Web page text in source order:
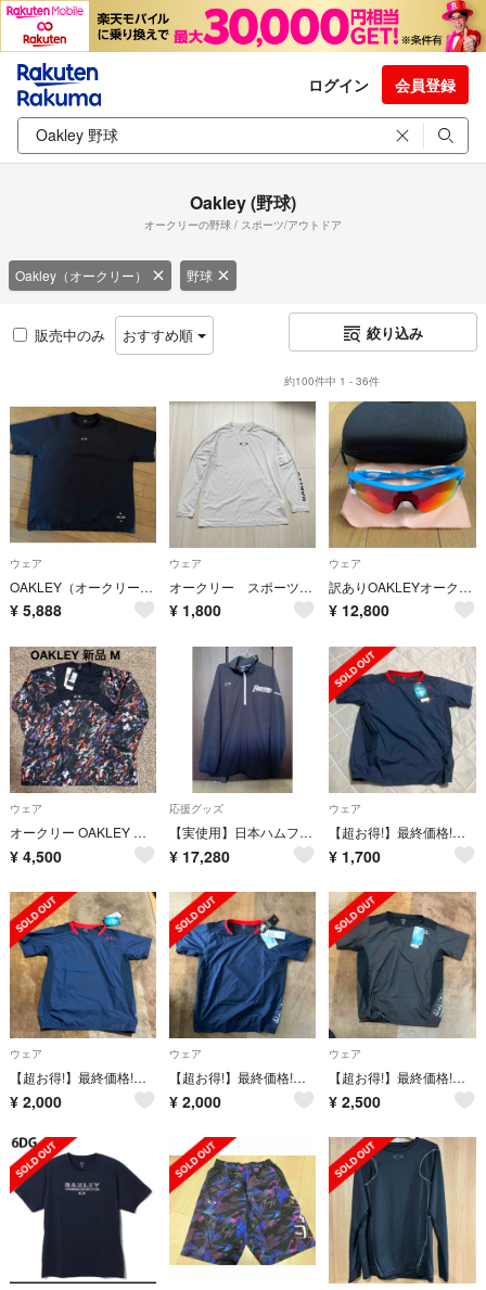
ログイン 会員登録
Oakley (野球)
オークリーの野球 / スポーツ/アウトドア
Oakley（オークリー） 野球
販売中のみ おすすめ順 絞り込み
約100件中 1 - 36件
ウェア
OAKLEY（オークリー）半袖プルオーバー
¥ 5,888
ウェア
オークリー スポーツTシャツ長袖 アンダーシャツ 白 Lサイズ 美品
¥ 1,800
ウェア
訳ありOAKLEYオークリーRadarLockレーダーロックOO9206 中古
¥ 12,800
ウェア
オークリー OAKLEY 野球ウェア メッシュ ロングスリーブ プルオーバー M
¥ 4,500
応援グッズ
【実使用】日本ハムファイターズ 山中 ロングスリーブジャケット 3XL
¥ 17,280
ウェア
【超お得!】最終価格!オークリージュニア用野球ウェア
¥ 1,700
ウェア
【超お得!】最終価格!オークリージュニア用野球ウェア
¥ 2,000
ウェア
【超お得!】最終価格!オークリージュニア用野球ウェア
¥ 2,000
ウェア
【超お得!】最終価格!オークリージュニア用野球ウェア
¥ 2,500